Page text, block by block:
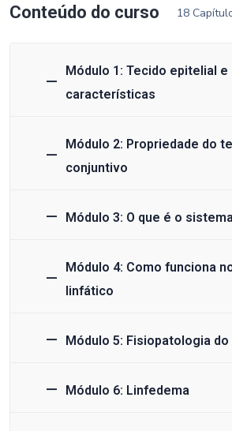
Conteúdo do curso 18
Módulo 1: Tecido epitelial e
características
Módulo 2: Propriedade do
conjuntivo
Módulo 3: O que é o
Módulo 4: Como funciona
linfático
Módulo 5: Fisiopatologia do
Módulo 6: Linfedema